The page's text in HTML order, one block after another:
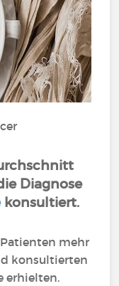
Diagnose
konsultiert.
mehr
konsultierten
erhielten.